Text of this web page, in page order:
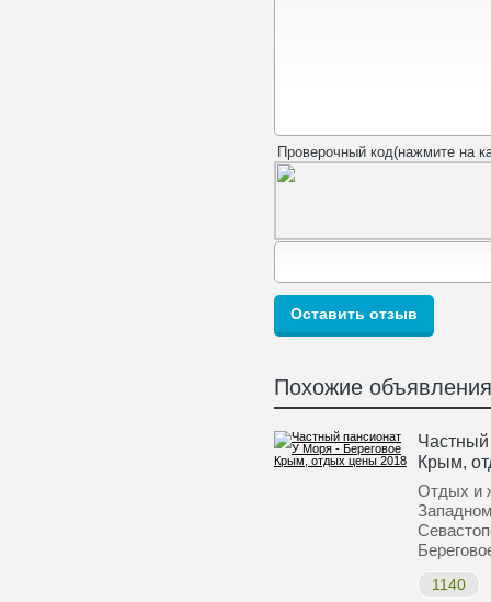
Проверочный код(нажмите на
Похожие объявления
Крым,
Отдых и
1140